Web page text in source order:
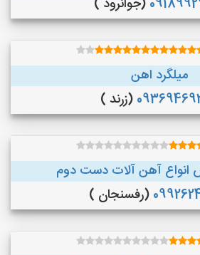
(جوانرود )
میلگرد اهن
(زرند )
انواع آهن آلات دست دوم
(رفسنجان )